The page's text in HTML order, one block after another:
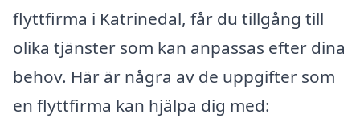
flyttfirma i Katrinedal, får du tillgång till
olika tjänster som kan anpassas efter dina
behov. Här är några av de uppgifter som
en flyttfirma kan hjälpa dig med: